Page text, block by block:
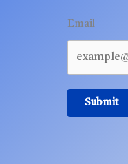
Email
Submit